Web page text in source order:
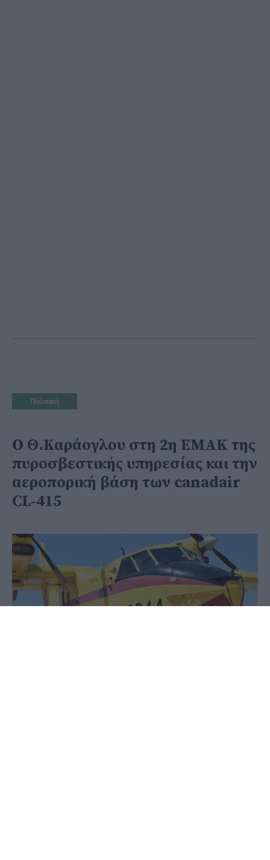
Πολιτική
Ο Θ.Καράογλου στη 2η ΕΜΑΚ της
πυροσβεστικής υπηρεσίας και την
αεροπορική βάση των canadair
CL-415